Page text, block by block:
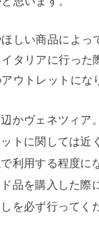
しい商品によっ
タリアに行った
ウトレットにな
かヴェネツィア。
トに関しては近
利用する程度に
品を購入した際
を必ず行ってく